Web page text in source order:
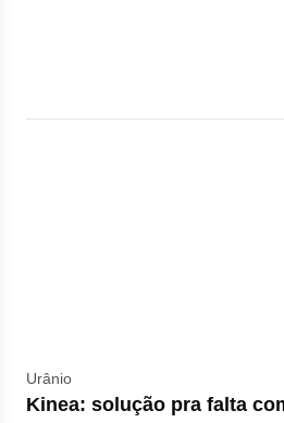
Urânio
Kinea: solução pra falta